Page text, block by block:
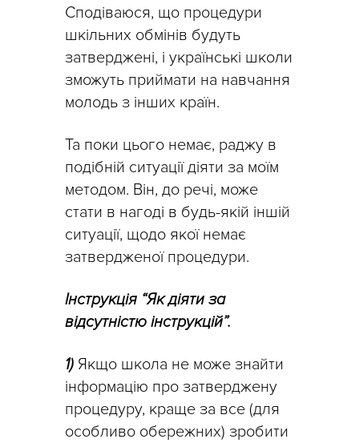
Сподіваюся, що процедури
шкільних обмінів будуть
затверджені, і українські школи
зможуть приймати на навчання
молодь з інших країн.
Та поки цього немає, раджу в
подібній ситуації діяти за моїм
методом. Він, до речі, може
стати в нагоді в будь-якій іншій
ситуації, щодо якої немає
затвердженої процедури.
Інструкція “Як діяти за
відсутністю інструкцій”.
1) Якщо школа не може знайти
інформацію про затверджену
процедуру, краще за все (для
особливо обережних) зробити